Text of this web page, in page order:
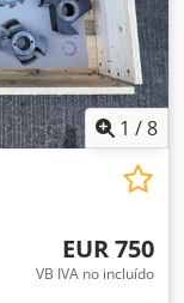
1 /8
EUR 750
VB IVA no incluído